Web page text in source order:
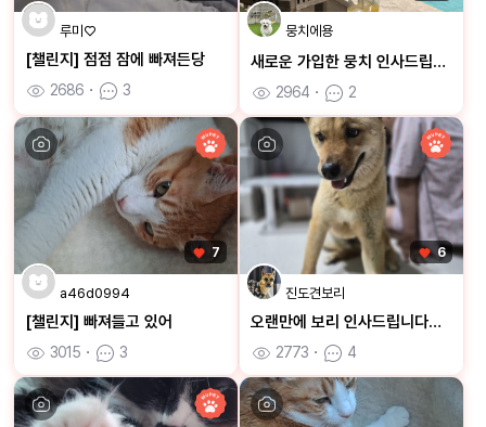
루미♡
[챌린지] 점점 잠에 빠져든당
2686 ㆍ 3
뭉치에용
새로운 가입한 뭉치 인사드립니다 🙇🏻‍♀️
2964 ㆍ 2
7
a46d0994
[챌린지] 빠져들고 있어
3015 ㆍ 3
6
진도견보리
오랜만에 보리 인사드립니다ㅎㅎ
2773 ㆍ 4